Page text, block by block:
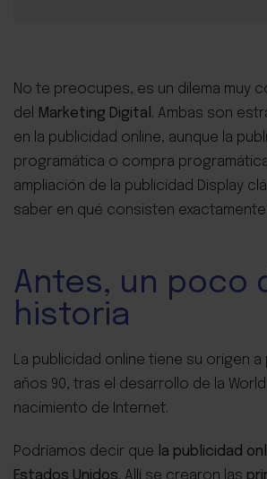
No te preocupes, es un dilema muy
del
Marketing Digital . Ambas son
en la publicidad online, aunque la
programática o compra
ampliación de la publicidad Display
saber en qué consisten
Antes, un poco
historia
La publicidad online tiene su origen
años 90, tras el desarrollo de la World
nacimiento de Internet.
Podríamos decir que la publicidad
Estados Unidos. Allí se crearon las